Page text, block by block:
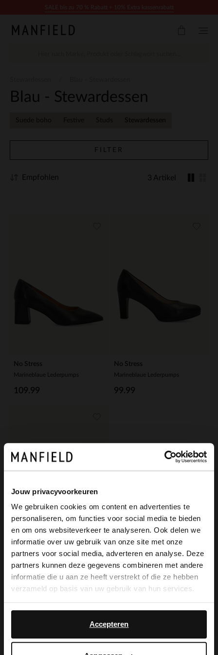
Jouw privacyvoorkeuren
We gebruiken cookies om content en advertenties te
personaliseren, om functies voor social media te bieden
en om ons websiteverkeer te analyseren. Ook delen we
informatie over uw gebruik van onze site met onze
partners voor social media, adverteren en analyse. Deze
partners kunnen deze gegevens combineren met andere
informatie die u aan ze heeft verstrekt of die ze hebben
verzameld op basis van uw gebruik van hun services.
Accepteren
Blau - Stewardessen
Suede boho Festive Studs Stewardessen
FILTER
3 Artikel
Empfohlen
No Stress
Marineblaue Lederpumps
109.99
No Stress
Marineblaue Lederpumps
99.99
Manfield
Dunkelblaue Ledersneaker
129.99
×
View this website in English?
It looks like your language isn't Dutch. Would
you like to switch to English?
English